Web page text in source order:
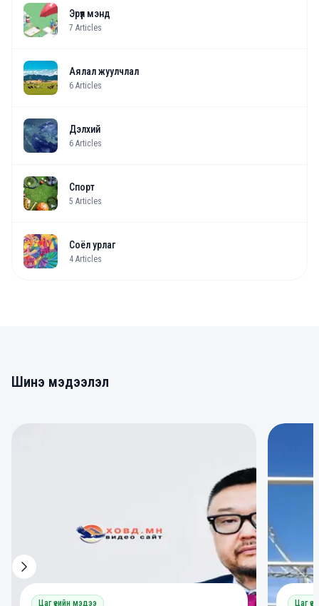
Эрүүл мэнд
7 Articles
Аялал жуулчлал
6 Articles
Дэлхий
6 Articles
Спорт
5 Articles
Соёл урлаг
4 Articles
Шинэ мэдээлэл
Цаг үеийн мэдээ Цаг